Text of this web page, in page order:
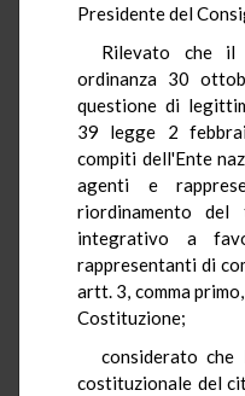
Presidente del
Rilevato che il
ordinanza 30
questione di
39 legge 2
compiti dell'Ente
agenti e
riordinamento del
integrativo a
rappresentanti di
artt. 3, comma
Costituzione;
considerato
costituzionale del